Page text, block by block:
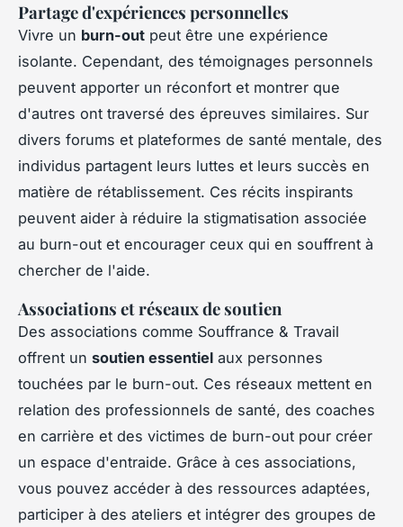
Partage d'expériences personnelles
Vivre un burn-out peut être une expérience
isolante. Cependant, des témoignages personnels
peuvent apporter un réconfort et montrer que
d'autres ont traversé des épreuves similaires. Sur
divers forums et plateformes de santé mentale, des
individus partagent leurs luttes et leurs succès en
matière de rétablissement. Ces récits inspirants
peuvent aider à réduire la stigmatisation associée
au burn-out et encourager ceux qui en souffrent à
chercher de l'aide.
Associations et réseaux de soutien
Des associations comme Souffrance & Travail
offrent un soutien essentiel aux personnes
touchées par le burn-out. Ces réseaux mettent en
relation des professionnels de santé, des coaches
en carrière et des victimes de burn-out pour créer
un espace d'entraide. Grâce à ces associations,
vous pouvez accéder à des ressources adaptées,
participer à des ateliers et intégrer des groupes de